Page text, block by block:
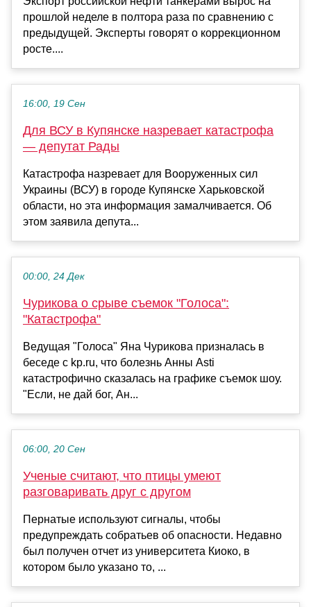
прошлой неделе в полтора раза по сравнению с
предыдущей. Эксперты говорят о коррекционном
росте....
16:00, 19 Сен
Для ВСУ в Купянске назревает катастрофа
— депутат Рады
Катастрофа назревает для Вооруженных сил
Украины (ВСУ) в городе Купянске Харьковской
области, но эта информация замалчивается. Об
этом заявила депута...
00:00, 24 Дек
Чурикова о срыве съемок "Голоса":
"Катастрофа"
Ведущая "Голоса" Яна Чурикова призналась в
беседе с kp.ru, что болезнь Анны Asti
катастрофично сказалась на графике съемок шоу.
"Если, не дай бог, Ан...
06:00, 20 Сен
Ученые считают, что птицы умеют
разговаривать друг с другом
Пернатые используют сигналы, чтобы
предупреждать собратьев об опасности. Недавно
был получен отчет из университета Киоко, в
котором было указано то, ...